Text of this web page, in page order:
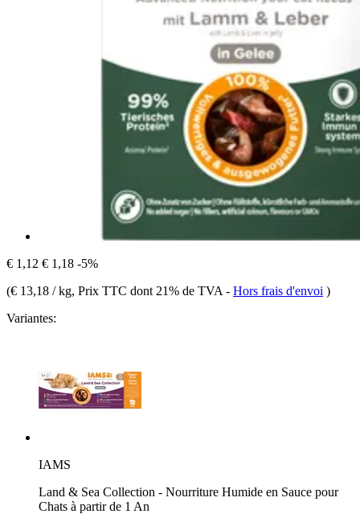
€ 1,12 € 1,18 -5%
(€ 13,18 / kg, Prix TTC dont 21% de TVA - Hors frais d'envoi )
Variantes:
IAMS
Land & Sea Collection - Nourriture Humide en Sauce pour
Chats à partir de 1 An